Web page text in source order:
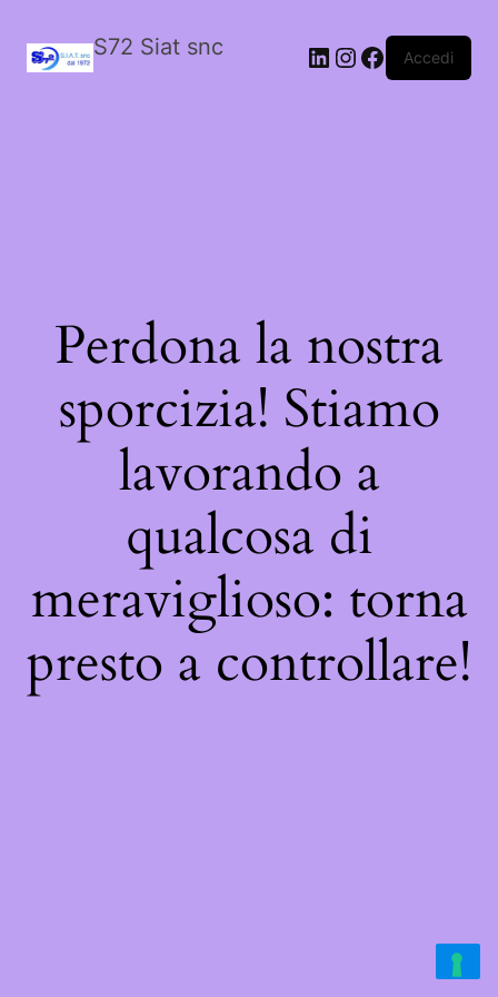
S72 Siat snc LinkedIn
Instagram
Facebook
Accedi
Perdona la nostra
sporcizia! Stiamo
lavorando a
qualcosa di
meraviglioso: torna
presto a controllare!